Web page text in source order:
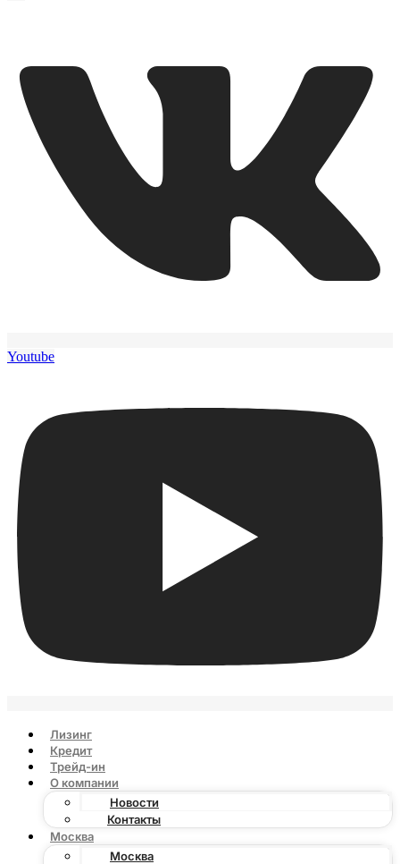
Youtube
Лизинг
Кредит
Трейд-ин
О компании
Новости
Контакты
Москва
Москва